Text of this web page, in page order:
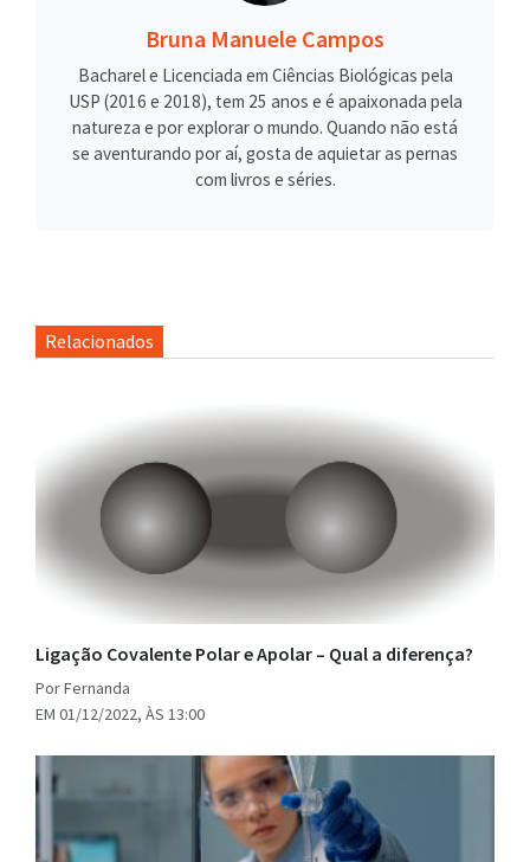
Bruna Manuele Campos
Bacharel e Licenciada em Ciências Biológicas pela
USP (2016 e 2018), tem 25 anos e é apaixonada pela
natureza e por explorar o mundo. Quando não está
se aventurando por aí, gosta de aquietar as pernas
com livros e séries.
Relacionados
Ligação Covalente Polar e Apolar – Qual a diferença?
Por Fernanda
EM 01/12/2022, ÀS 13:00